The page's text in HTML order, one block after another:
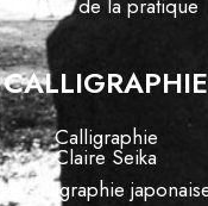
Autour de la pratique
CALLIGRAPHIE
Calligraphie
Claire Seika
La calligraphie